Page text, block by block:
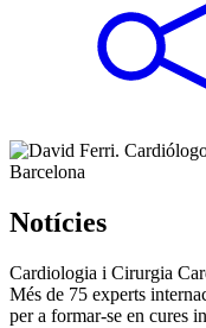
Notícies
Cardiologia i Cirurgia
Més de 75 experts
per a formar-se en cures